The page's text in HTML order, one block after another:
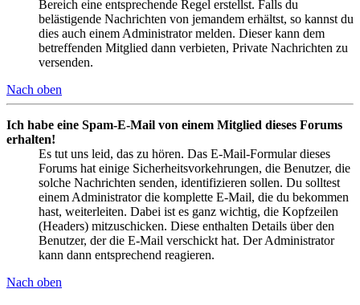
Bereich eine entsprechende Regel erstellst. Falls du
belästigende Nachrichten von jemandem erhältst, so kannst du
dies auch einem Administrator melden. Dieser kann dem
betreffenden Mitglied dann verbieten, Private Nachrichten zu
versenden.
Nach oben
Ich habe eine Spam-E-Mail von einem Mitglied dieses Forums
erhalten!
Es tut uns leid, das zu hören. Das E-Mail-Formular dieses
Forums hat einige Sicherheitsvorkehrungen, die Benutzer, die
solche Nachrichten senden, identifizieren sollen. Du solltest
einem Administrator die komplette E-Mail, die du bekommen
hast, weiterleiten. Dabei ist es ganz wichtig, die Kopfzeilen
(Headers) mitzuschicken. Diese enthalten Details über den
Benutzer, der die E-Mail verschickt hat. Der Administrator
kann dann entsprechend reagieren.
Nach oben